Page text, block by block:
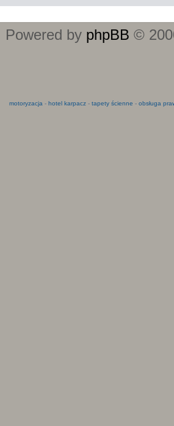
Powered by phpBB ©
motoryzacja - hotel karpacz- tapety ścienne - obsługa